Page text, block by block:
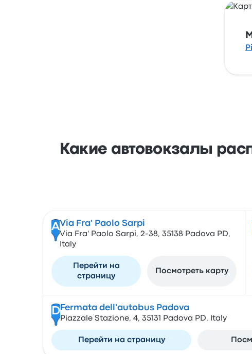
Какие автовокзалы
AVia Fra' Paolo Sarpi
Via Fra' Paolo Sarpi, 2-38, 35138 Padova PD,
Italy
Перейти на
страницу
Посмотреть карту
DFermata dell'autobus Padova
Piazzale Stazione, 4, 35131 Padova PD, Italy
Перейти на страницу